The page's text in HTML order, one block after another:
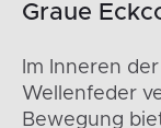
Graue
Im Inneren
Wellenfeder
Bewegung